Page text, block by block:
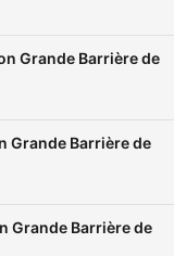
Grande Barrière de
Grande Barrière de
Grande Barrière de